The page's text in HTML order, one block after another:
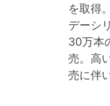
を取得
デーシ
30万本
売。高
売に伴